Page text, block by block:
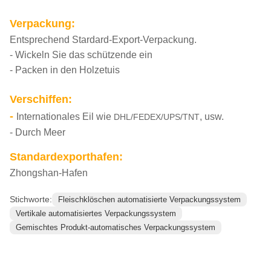
Verpackung:
Entsprechend Stardard-Export-Verpackung.
- Wickeln Sie das schützende ein
- Packen in den Holzetuis
Verschiffen:
- Internationales Eil wie DHL/FEDEX/UPS/TNT, usw.
- Durch Meer
Standardexporthafen:
Zhongshan-Hafen
Stichworte:
Fleischklöschen automatisierte Verpackungssystem
Vertikale automatisiertes Verpackungssystem
Gemischtes Produkt-automatisches Verpackungssystem